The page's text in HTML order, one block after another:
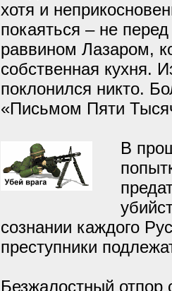
хотя и
покаяться – не
раввином Лазаром,
собственная кухня.
поклонился никто.
«Письмом Пяти
В
сознании каждого
преступники
Безжалостный отпор